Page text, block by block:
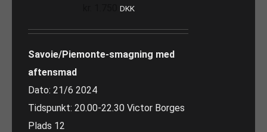
DKK
Savoie/Piemonte-smagning med
aftensmad
Dato: 21/6 2024
Tidspunkt: 20.00-22.30 Victor Borges
Plads 12